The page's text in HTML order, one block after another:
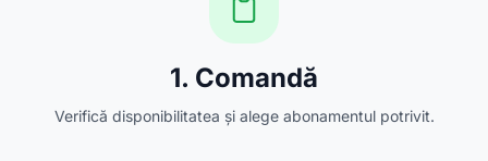
1. Comandă
Verifică disponibilitatea și alege abonamentul potrivit.